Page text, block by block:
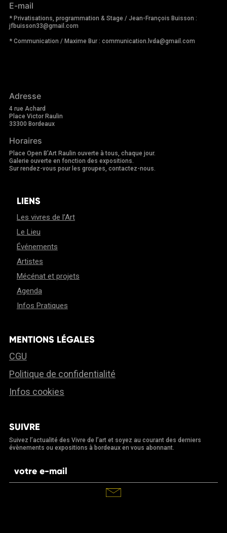
E-mail
* Privatisations, programmation & Stage / Jean-François Buisson :
jfbuisson33@gmail.com
* Communication / Maxime Bur : communication.lvda@gmail.com
Adresse
4 rue Achard
Place Victor Raulin
33300 Bordeaux
Horaires
Place Open B'Art Raulin ouverte à tous, chaque jour.
Galerie ouverte en fonction des expositions.
Sur rendez-vous pour les groupes, contactez-nous.
LIENS
Les vivres de l’Art
Le Lieu
Événements
Artistes
Mécénat et projets
Agenda
Infos Pratiques
MENTIONS LÉGALES
CGU
Politique de confidentialité
Infos cookies
SUIVRE
Suivez l’actualité des Vivre de l’art et soyez au courant des derniers
évènements ou expositions à bordeaux en vous abonnant.